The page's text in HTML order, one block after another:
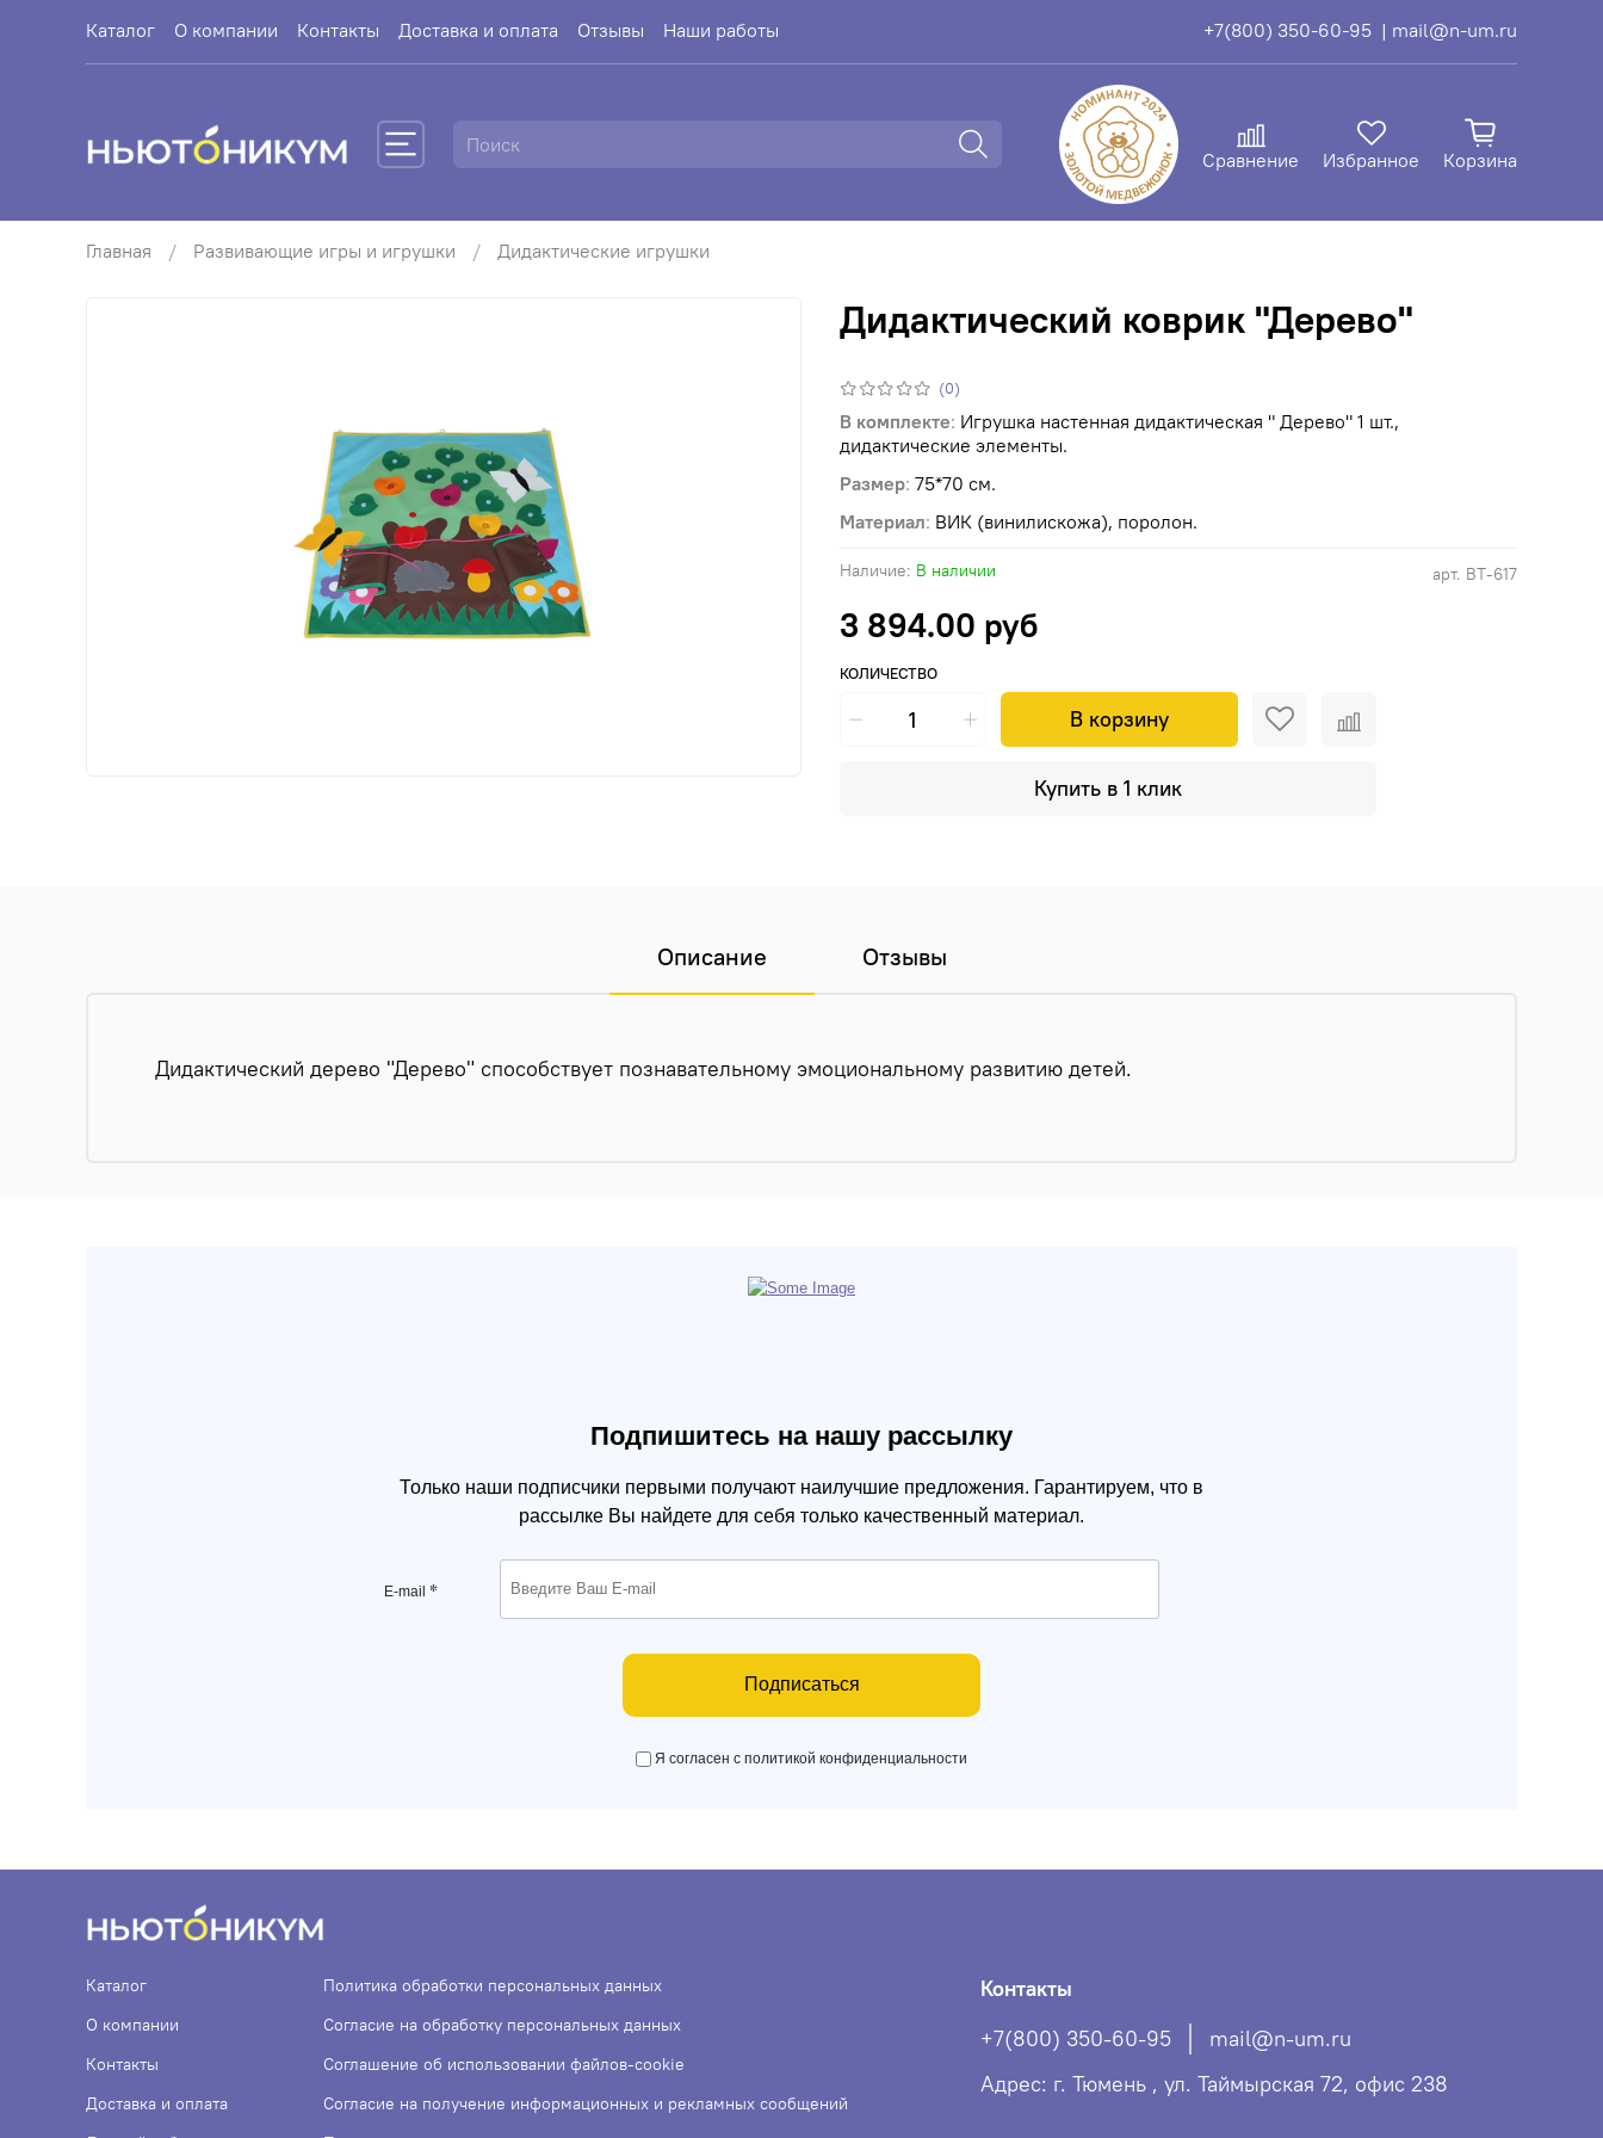
Каталог О компании Контакты Доставка и оплата Отзывы Наши работы +7(800) 350-60-95 | mail@n-um.ru
Сравнение Избранное Корзина
Главная Развивающие игры и игрушки Дидактические игрушки
(0)
арт. ВТ-617
Наличие: В наличии
Дидактический коврик "Дерево"
3 894.00 руб
КОЛИЧЕСТВО
В корзину
Купить в 1 клик
В комплекте: Игрушка настенная дидактическая " Дерево" 1 шт.,
дидактические элементы.
Размер: 75*70 см.
Материал: ВИК (винилискожа), поролон.
Описание Отзывы
Дидактический дерево "Дерево" способствует познавательному эмоциональному развитию детей.
Подпишитесь на нашу рассылку
Только наши подписчики первыми получают наилучшие предложения. Гарантируем, что в
рассылке Вы найдете для себя только качественный материал.
E-mail *
Подписаться
Я согласен с политикой конфиденциальности
Каталог
О компании
Контакты
Доставка и оплата
Политика обработки персональных данных
Согласие на обработку персональных данных
Соглашение об использовании файлов-cookie
Согласие на получение информационных и рекламных сообщений
Контакты
+7(800) 350-60-95
mail@n-um.ru
Адрес: г. Тюмень , ул. Таймырская 72, офис 238